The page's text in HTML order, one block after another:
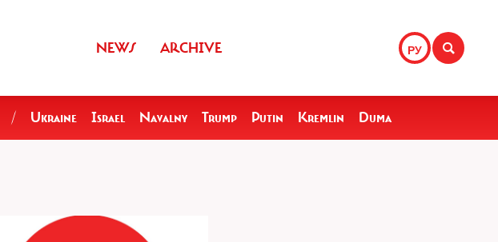
РУ
NEWS ARCHIVE
/ Ukraine Israel Navalny Trump Putin Kremlin Duma